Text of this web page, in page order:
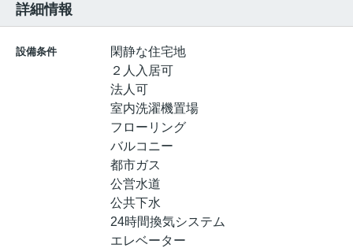
詳細情報
設備条件
閑静な住宅地
２人入居可
法人可
室内洗濯機置場
フローリング
バルコニー
都市ガス
公営水道
公共下水
24時間換気システム
エレベーター